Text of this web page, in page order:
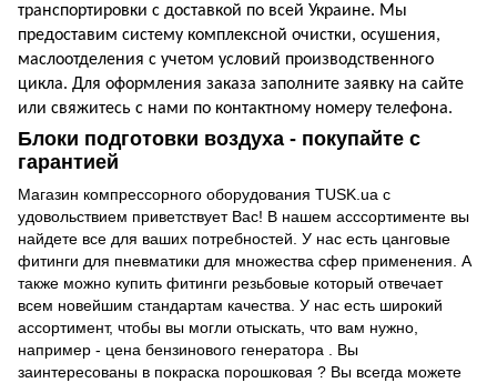
транспортировки с доставкой по всей Украине. Мы
предоставим систему комплексной очистки, осушения,
маслоотделения с учетом условий производственного
цикла. Для оформления заказа заполните заявку на сайте
или свяжитесь с нами по контактному номеру телефона.
Блоки подготовки воздуха - покупайте с
гарантией
Магазин компрессорного оборудования TUSK.ua с
удовольствием приветствует Вас! В нашем асссортименте вы
найдете все для ваших потребностей. У нас есть цанговые
фитинги для пневматики для множества сфер применения. А
также можно купить фитинги резьбовые который отвечает
всем новейшим стандартам качества. У нас есть широкий
ассортимент, чтобы вы могли отыскать, что вам нужно,
например - цена бензинового генератора . Вы
заинтересованы в покраска порошковая ? Вы всегда можете